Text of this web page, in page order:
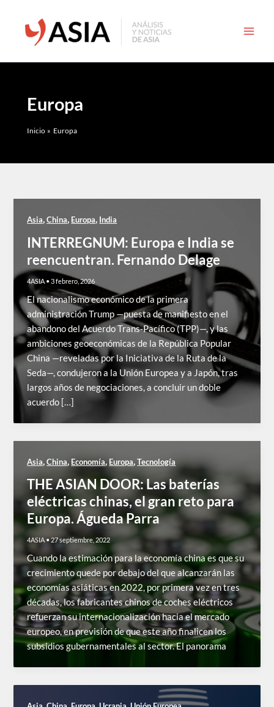
contenido
Europa
Inicio Europa
Asia,China, Europa, India
INTERREGNUM: Europa e India se
reencuentran. Fernando Delage
4ASIA •3 febrero, 2026
El nacionalismo económico de la primera
administración Trump —puesta de manifiesto en el
abandono del Acuerdo Trans-Pacífico (TPP)—, y las
ambiciones geoeconómicas de la República Popular
China —reveladas por la Iniciativa de la Ruta de la
Seda—, condujeron a la Unión Europea y a Japón, tras
largos años de negociaciones, a concluir un doble
acuerdo […]
Asia,China, Economía, Europa,Tecnología
THE ASIAN DOOR: Las baterías
eléctricas chinas, el gran reto para
Europa. Águeda Parra
4ASIA •27 septiembre, 2022
Cuando la estimación para la economía china es que su
crecimiento quede por debajo del que alcanzarán las
economías asiáticas en 2022, por primera vez en tres
décadas, los fabricantes chinos de coches eléctricos
refuerzan su internacionalización hacia el mercado
europeo, en previsión de que este año finalicen los
subsidios gubernamentales al sector. El panorama